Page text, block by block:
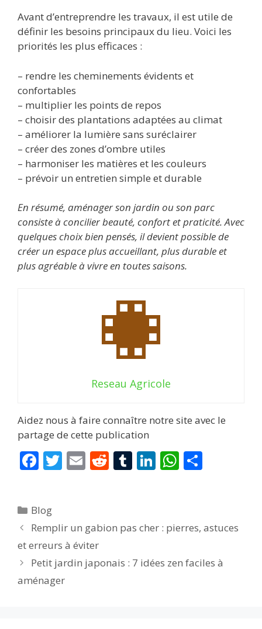
Avant d’entreprendre les travaux, il est utile de
définir les besoins principaux du lieu. Voici les
priorités les plus efficaces :
– rendre les cheminements évidents et
confortables
– multiplier les points de repos
– choisir des plantations adaptées au climat
– améliorer la lumière sans suréclairer
– créer des zones d’ombre utiles
– harmoniser les matières et les couleurs
– prévoir un entretien simple et durable
En résumé, aménager son jardin ou son parc
consiste à concilier beauté, confort et praticité. Avec
quelques choix bien pensés, il devient possible de
créer un espace plus accueillant, plus durable et
plus agréable à vivre en toutes saisons.
Reseau Agricole
Aidez nous à faire connaître notre site avec le
partage de cette publication
F
b
o
o
k
T E R
t
T
r
Li
dI
W
A
p
p
er
Catégories
Blog
Remplir un gabion pas cher : pierres, astuces
et erreurs à éviter
Petit jardin japonais : 7 idées zen faciles à
aménager